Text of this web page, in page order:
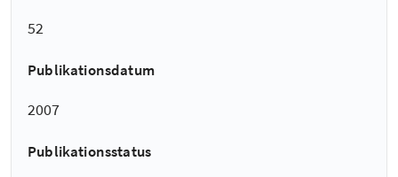
52
Publikationsdatum
2007
Publikationsstatus